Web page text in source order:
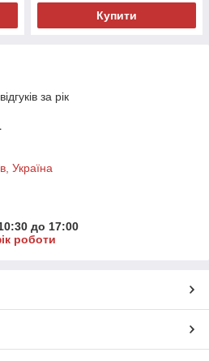
Купити
за рік
Україна
до 17:00
роботи